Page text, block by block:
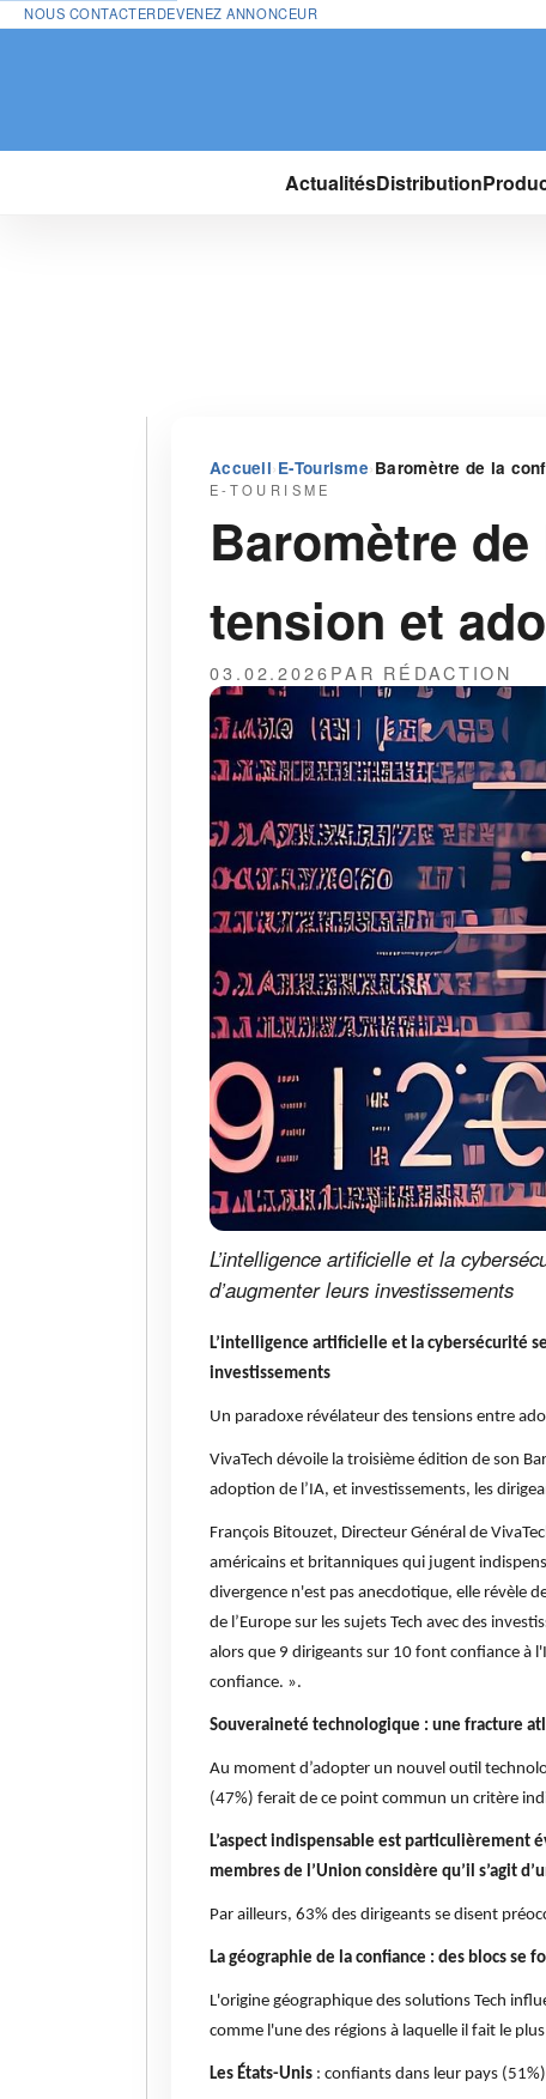
NOUS CONTACTERDEVENEZ ANNONCEUR
ActualitésDistribution
Accueil›E-Tourisme›Baromètre de la
E-TOURISME
Baromètre
tension et
03.02.2026PAR RÉDACTION
L’intelligence artificielle et la
d’augmenter leurs investissements
L’intelligence artificielle et la cybersécurité
investissements
Un paradoxe révélateur des tensions entre
VivaTech dévoile la troisième édition de son
adoption de l’IA, et investissements, les
François Bitouzet, Directeur Général de
américains et britanniques qui jugent
divergence n'est pas anecdotique, elle révèle
de l’Europe sur les sujets Tech avec des
alors que 9 dirigeants sur 10 font confiance à
confiance. ».
Souveraineté technologique : une fracture
Au moment d’adopter un nouvel outil
(47%) ferait de ce point commun un critère
L’aspect indispensable est particulièrement
membres de l’Union considère qu’il s’agit
Par ailleurs, 63% des dirigeants se disent
La géographie de la confiance : des blocs se
L'origine géographique des solutions Tech
comme l'une des régions à laquelle il fait le
Les États-Unis : confiants dans leur pays